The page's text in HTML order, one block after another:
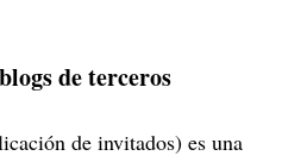
de terceros
de invitados) es una